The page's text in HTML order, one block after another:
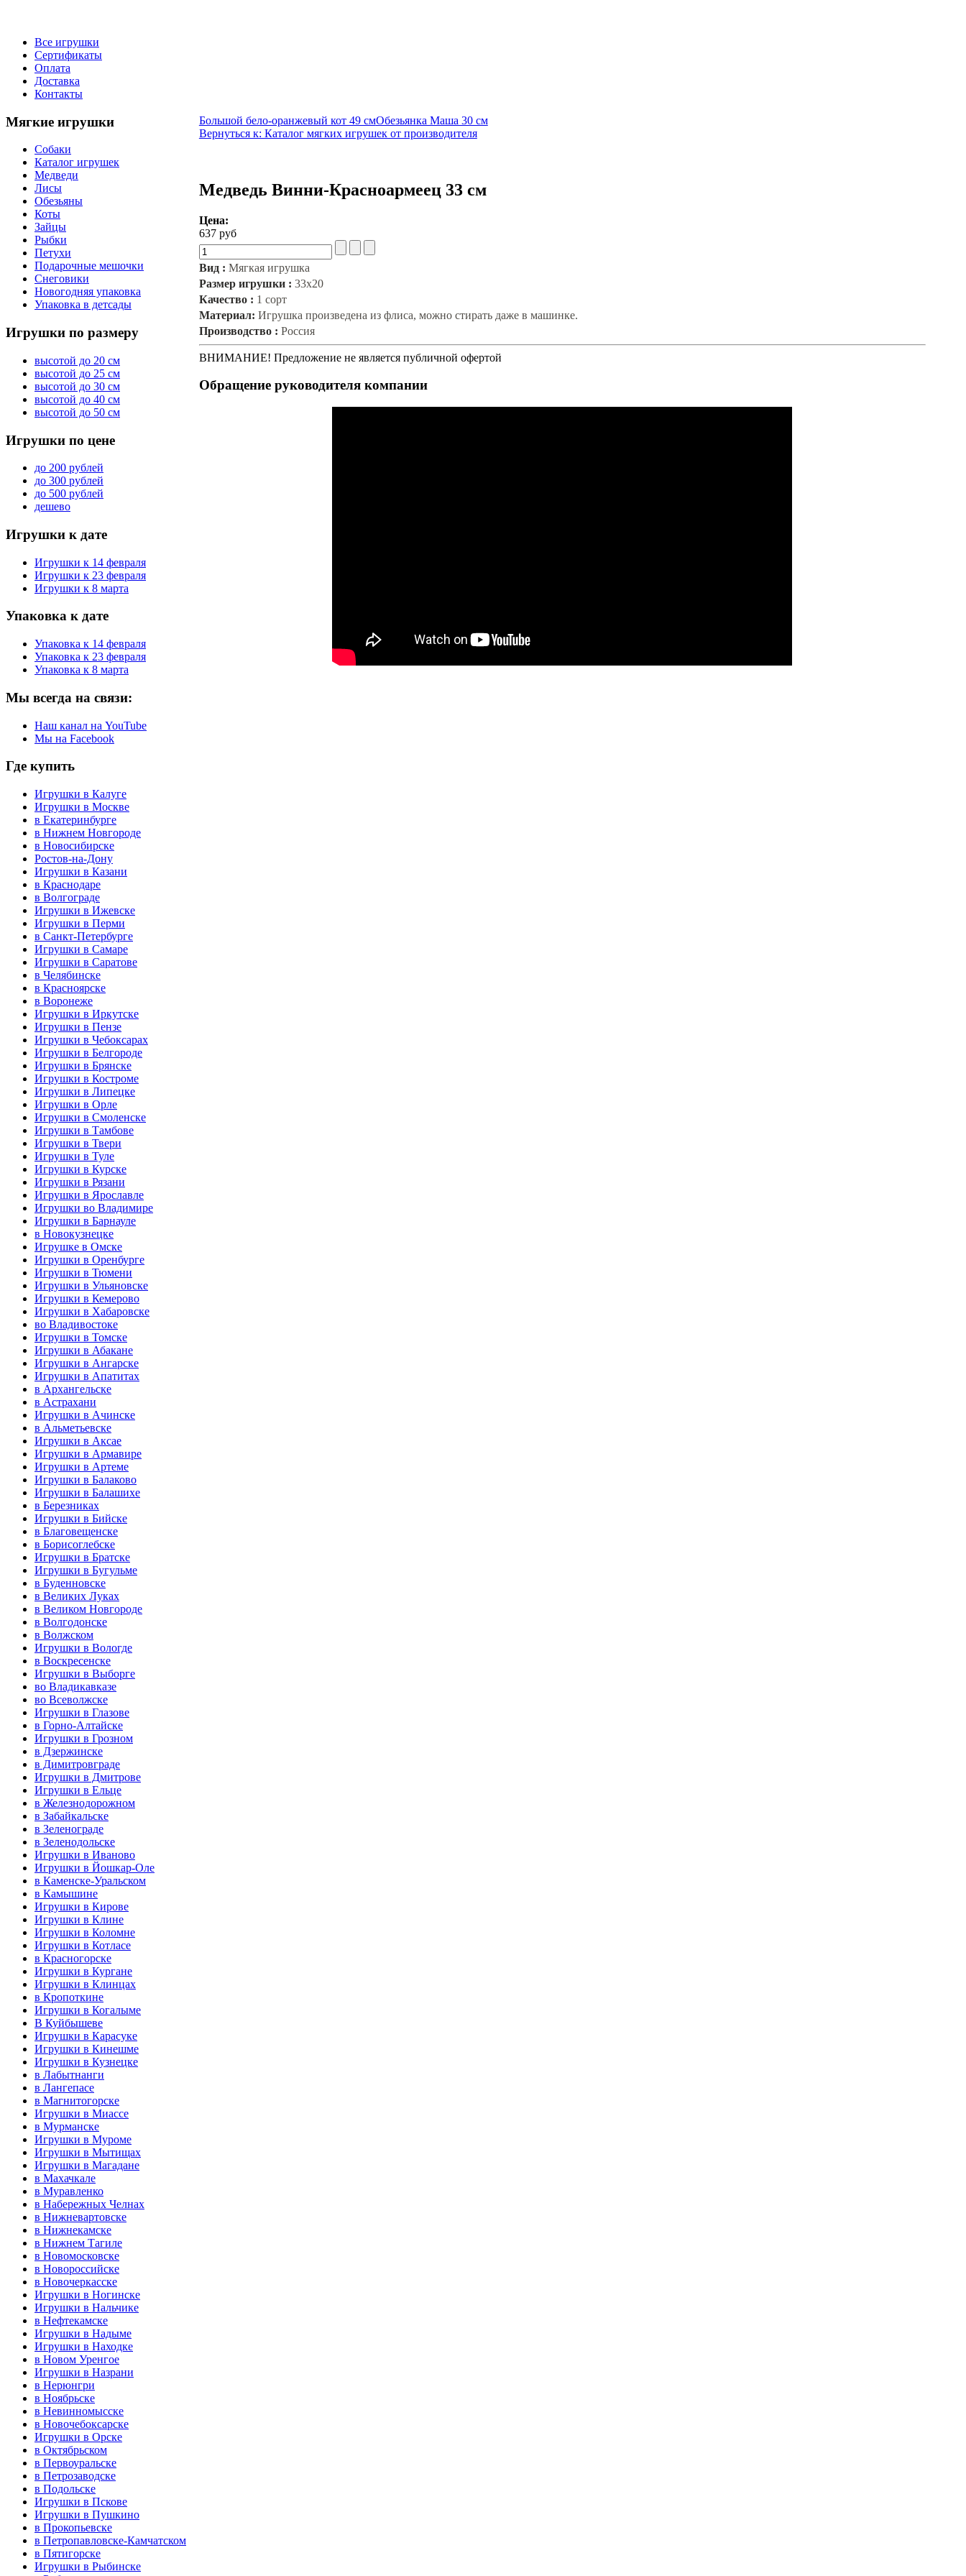
Все игрушки
Сертификаты
Оплата
Доставка
Контакты
Большой бело-оранжевый кот 49 смОбезьянка Маша 30 см
Вернуться к: Каталог мягких игрушек от производителя
Медведь Винни-Красноармеец 33 см
Цена:
637 руб
Вид : Мягкая игрушка
Размер игрушки : 33х20
Качество : 1 сорт
Материал: Игрушка произведена из флиса, можно стирать даже в машинке.
Производство : Россия
ВНИМАНИЕ! Предложение не является публичной офертой
Обращениеруководителя компании
Мягкие игрушки
Собаки
Каталог игрушек
Медведи
Лисы
Обезьяны
Коты
Зайцы
Рыбки
Петухи
Подарочные мешочки
Снеговики
Новогодняя упаковка
Упаковка в детсады
Игрушки по размеру
высотой до 20 см
высотой до 25 см
высотой до 30 см
высотой до 40 см
высотой до 50 см
Игрушки по цене
до 200 рублей
до 300 рублей
до 500 рублей
дешево
Игрушки к дате
Игрушки к 14 февраля
Игрушки к 23 февраля
Игрушки к 8 марта
Упаковка к дате
Упаковка к 14 февраля
Упаковка к 23 февраля
Упаковка к 8 марта
Мы всегда на связи:
Наш канал на YouTube
Мы на Facebook
Где купить
Игрушки в Калуге
Игрушки в Москве
в Екатеринбурге
в Нижнем Новгороде
в Новосибирске
Ростов-на-Дону
Игрушки в Казани
в Краснодаре
в Волгограде
Игрушки в Ижевске
Игрушки в Перми
в Санкт-Петербурге
Игрушки в Самаре
Игрушки в Саратове
в Челябинске
в Красноярске
в Воронеже
Игрушки в Иркутске
Игрушки в Пензе
Игрушки в Чебоксарах
Игрушки в Белгороде
Игрушки в Брянске
Игрушки в Костроме
Игрушки в Липецке
Игрушки в Орле
Игрушки в Смоленске
Игрушки в Тамбове
Игрушки в Твери
Игрушки в Туле
Игрушки в Курске
Игрушки в Рязани
Игрушки в Ярославле
Игрушки во Владимире
Игрушки в Барнауле
в Новокузнецке
Игрушке в Омске
Игрушки в Оренбурге
Игрушки в Тюмени
Игрушки в Ульяновске
Игрушки в Кемерово
Игрушки в Хабаровске
во Владивостоке
Игрушки в Томске
Игрушки в Абакане
Игрушки в Ангарске
Игрушки в Апатитах
в Архангельске
в Астрахани
Игрушки в Ачинске
в Альметьевске
Игрушки в Аксае
Игрушки в Армавире
Игрушки в Артеме
Игрушки в Балаково
Игрушки в Балашихе
в Березниках
Игрушки в Бийске
в Благовещенске
в Борисоглебске
Игрушки в Братске
Игрушки в Бугульме
в Буденновске
в Великих Луках
в Великом Новгороде
в Волгодонске
в Волжском
Игрушки в Вологде
в Воскресенске
Игрушки в Выборге
во Владикавказе
во Всеволжске
Игрушки в Глазове
в Горно-Алтайске
Игрушки в Грозном
в Дзержинске
в Димитровграде
Игрушки в Дмитрове
Игрушки в Ельце
в Железнодорожном
в Забайкальске
в Зеленограде
в Зеленодольске
Игрушки в Иваново
Игрушки в Йошкар-Оле
в Каменске-Уральском
в Камышине
Игрушки в Кирове
Игрушки в Клине
Игрушки в Коломне
Игрушки в Котласе
в Красногорске
Игрушки в Кургане
Игрушки в Клинцах
в Кропоткине
Игрушки в Когалыме
В Куйбышеве
Игрушки в Карасуке
Игрушки в Кинешме
Игрушки в Кузнецке
в Лабытнанги
в Лангепасе
в Магнитогорске
Игрушки в Миассе
в Мурманске
Игрушки в Муроме
Игрушки в Мытищах
Игрушки в Магадане
в Махачкале
в Муравленко
в Набережных Челнах
в Нижневартовске
в Нижнекамске
в Нижнем Тагиле
в Новомосковске
в Новороссийске
в Новочеркасске
Игрушки в Ногинске
Игрушки в Нальчике
в Нефтекамске
Игрушки в Надыме
Игрушки в Находке
в Новом Уренгое
Игрушки в Назрани
в Нерюнгри
в Ноябрьске
в Невинномысске
в Новочебоксарске
Игрушки в Орске
в Октябрьском
в Первоуральске
в Петрозаводске
в Подольске
Игрушки в Пскове
Игрушки в Пушкино
в Прокопьевске
в Петропавловске-Камчатском
в Пятигорске
Игрушки в Рыбинске